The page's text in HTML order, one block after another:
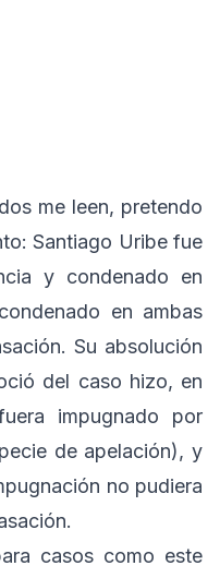
me leen, pretendo
Santiago Uribe fue
y condenado en
en ambas
Su absolución
del caso hizo, en
impugnado por
de apelación), y
no pudiera
casos como este